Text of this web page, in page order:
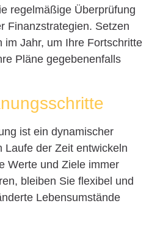
regelmäßige Überprüfung
Finanzstrategien. Setzen
im Jahr, um Ihre Fortschritte
Pläne gegebenenfalls
ist ein dynamischer
Laufe der Zeit entwickeln
Werte und Ziele immer
bleiben Sie flexibel und
Lebensumstände